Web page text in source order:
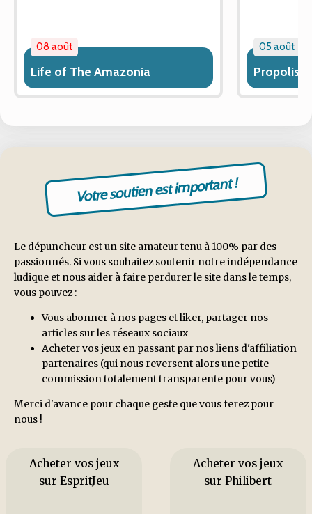
08 août
Life of The Amazonia
05 août
Propolis
Votre soutien est important !
Le dépuncheur est un site amateur tenu à 100% par des
passionnés. Si vous souhaitez soutenir notre indépendance
ludique et nous aider à faire perdurer le site dans le temps,
vous pouvez :
Vous abonner à nos pages et liker, partager nos
articles sur les réseaux sociaux
Acheter vos jeux en passant par nos liens d'affiliation
partenaires (qui nous reversent alors une petite
commission totalement transparente pour vous)
Merci d'avance pour chaque geste que vous ferez pour
nous !
Acheter vos jeux
sur EspritJeu
Acheter vos jeux
sur Philibert